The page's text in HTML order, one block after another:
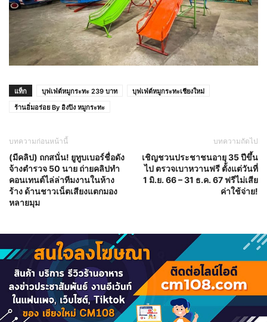
แท็ก บุฟเฟ่ต์หมูกระทะ 239 บาท
บุฟเฟ่ต์หมูกระทะเชียงใหม่
ร้านอิ่มอร่อย By อิงปิง หมูกระทะ
บทความก่อนหน้านี้
(มีคลิป) ถกสนั่น! ยูทูบเบอร์ชื่อดัง
จ้างตำรวจ 50 นาย ถ่ายคลิปทำ
คอนเทนต์ไล่ล่าทีมงานในห้าง
ร้าง ด้านชาวเน็ตเสียงแตกมอง
หลายมุม
บทความถัดไป
เชิญชวนประชาชนอายุ 35 ปีขึ้น
ไป ตรวจเบาหวานฟรี ตั้งแต่วันที่
1 มิ.ย. 66 – 31 ธ.ค. 67 ฟรีไม่เสีย
ค่าใช้จ่าย!